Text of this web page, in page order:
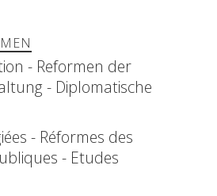
- Reformen der
- Diplomatische
- Réformes des
- Etudes